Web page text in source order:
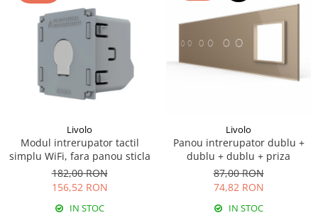
Livolo
Modul intrerupator tactil
simplu WiFi, fara panou sticla
182,00 RON
156,52 RON
IN STOC
Livolo
Panou intrerupator dublu +
dublu + dublu + priza
87,00 RON
74,82 RON
IN STOC